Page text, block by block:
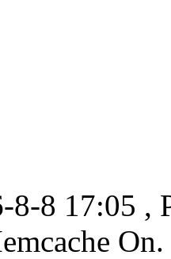
8-8 17:05 ,
On.